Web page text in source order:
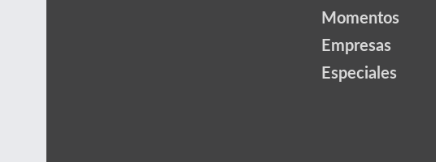
Momentos
Empresas
Especiales